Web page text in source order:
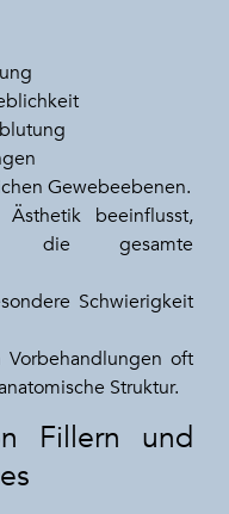
Gewebeebenen.
beeinflusst,
die gesamte
Schwierigkeit
oft
Struktur.
Fillern und